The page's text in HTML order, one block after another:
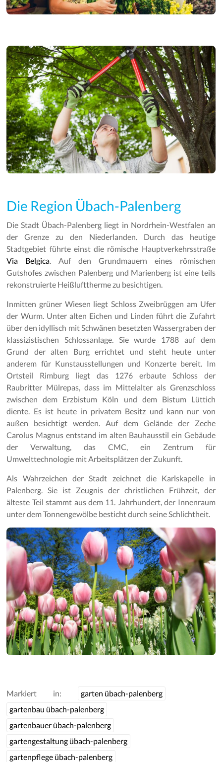
Die Region Übach-Palenberg
Die Stadt Übach-Palenberg liegt in Nordrhein-Westfalen an
der Grenze zu den Niederlanden. Durch das heutige
Stadtgebiet führte einst die römische Hauptverkehrsstraße
Via Belgica. Auf den Grundmauern eines römischen
Gutshofes zwischen Palenberg und Marienberg ist eine teils
rekonstruierte Heißlufttherme zu besichtigen.
Inmitten grüner Wiesen liegt Schloss Zweibrüggen am Ufer
der Wurm. Unter alten Eichen und Linden führt die Zufahrt
über den idyllisch mit Schwänen besetzten Wassergraben der
klassizistischen Schlossanlage. Sie wurde 1788 auf dem
Grund der alten Burg errichtet und steht heute unter
anderem für Kunstausstellungen und Konzerte bereit. Im
Ortsteil Rimburg liegt das 1276 erbaute Schloss der
Raubritter Mülrepas, dass im Mittelalter als Grenzschloss
zwischen dem Erzbistum Köln und dem Bistum Lüttich
diente. Es ist heute in privatem Besitz und kann nur von
außen besichtigt werden. Auf dem Gelände der Zeche
Carolus Magnus entstand im alten Bauhausstil ein Gebäude
der Verwaltung, das CMC, ein Zentrum für
Umwelttechnologie mit Arbeitsplätzen der Zukunft.
Als Wahrzeichen der Stadt zeichnet die Karlskapelle in
Palenberg. Sie ist Zeugnis der christlichen Frühzeit, der
älteste Teil stammt aus dem 11. Jahrhundert, der Innenraum
unter dem Tonnengewölbe besticht durch seine Schlichtheit.
Markiert in:
garten übach-palenberg
gartenbau übach-palenberg
gartenbauer übach-palenberg
gartengestaltung übach-palenberg
gartenpflege übach-palenberg